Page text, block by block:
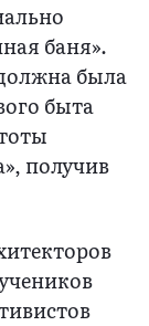
баня».
была
быта
получив